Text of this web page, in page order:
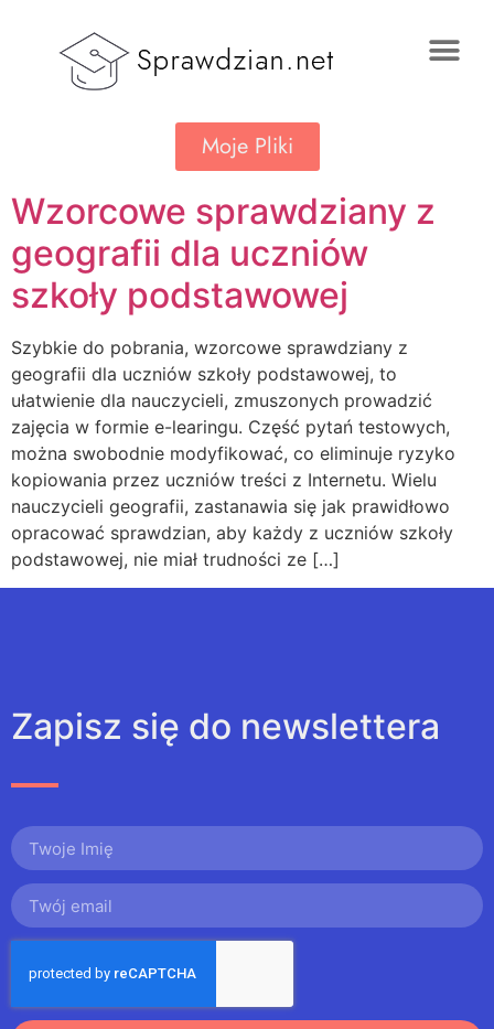
Moje Pliki
Wzorcowe sprawdziany z
geografii dla uczniów
szkoły podstawowej
Szybkie do pobrania, wzorcowe sprawdziany z
geografii dla uczniów szkoły podstawowej, to
ułatwienie dla nauczycieli, zmuszonych prowadzić
zajęcia w formie e-learingu. Część pytań testowych,
można swobodnie modyfikować, co eliminuje ryzyko
kopiowania przez uczniów treści z Internetu. Wielu
nauczycieli geografii, zastanawia się jak prawidłowo
opracować sprawdzian, aby każdy z uczniów szkoły
podstawowej, nie miał trudności ze […]
Zapisz się do newslettera